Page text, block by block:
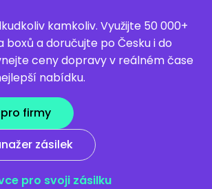
kamkoliv. Využijte 50 000+
a doručujte po Česku i do
ceny dopravy v reálném čase
nabídku.
firmy
zásilek
pro svoji zásilku